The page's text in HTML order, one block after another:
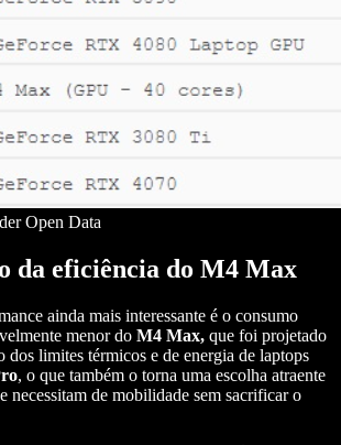
Open Data
da eficiência do M4 Max
ainda mais interessante é o consumo
menor do M4 Max, que foi projetado
dos limites térmicos e de energia de laptops
, o que também o torna uma escolha atraente
necessitam de mobilidade sem sacrificar o